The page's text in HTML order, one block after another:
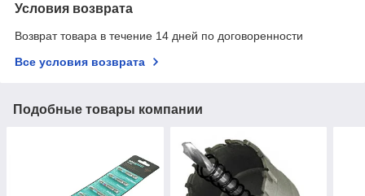
Условия возврата
Возврат товара в течение 14 дней по договоренности
Все условия возврата
Подобные товары компании